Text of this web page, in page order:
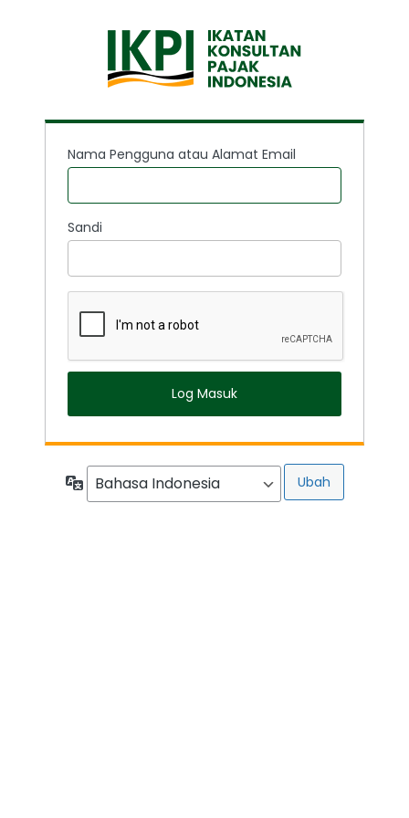
Nama Pengguna atau Alamat Email
Sandi
Bahasa